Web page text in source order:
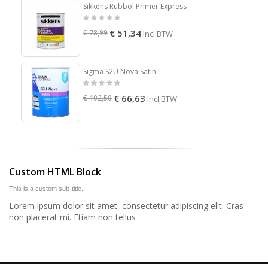
Sikkens Rubbol Primer Express
€ 78,99 € 51,34 Incl.BTW
Sigma S2U Nova Satin
€ 102,50 € 66,63 Incl.BTW
Custom HTML Block
This is a custom sub-title.
Lorem ipsum dolor sit amet, consectetur adipiscing elit. Cras
non placerat mi. Etiam non tellus